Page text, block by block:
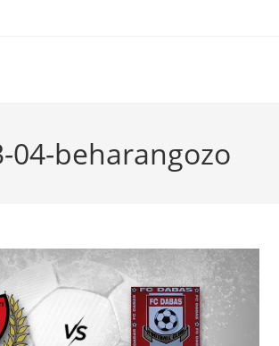
04-beharangozo